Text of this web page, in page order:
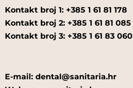
Kontakt broj 1: +385 1 61 81 178
Kontakt broj 2: +385 1 61 81 085
Kontakt broj 3: +385 1 61 83 060
E-mail: dental@sanitaria.hr